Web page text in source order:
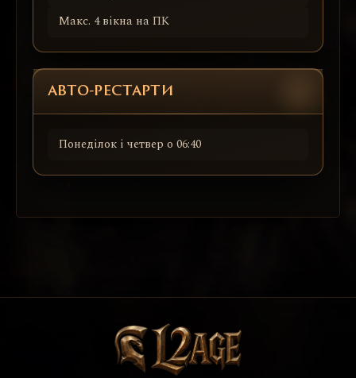
Макс. 4 вікна на ПК
АВТО-РЕСТАРТИ
Понеділок і четвер о 06:40